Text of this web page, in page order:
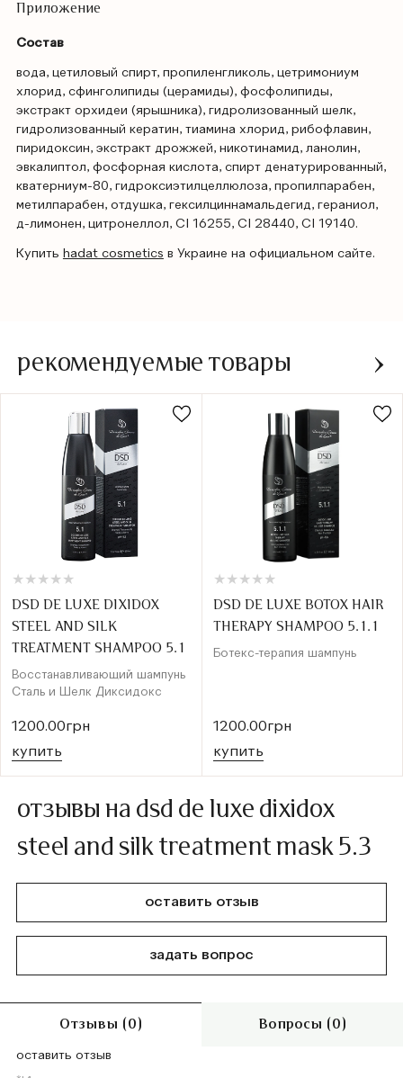
Приложение
Состав
вода, цетиловый спирт, пропиленгликоль, цетримониум
хлорид, сфинголипиды (церамиды), фосфолипиды,
экстракт орхидеи (ярышника), гидролизованный шелк,
гидролизованный кератин, тиамина хлорид, рибофлавин,
пиридоксин, экстракт дрожжей, никотинамид, ланолин,
эвкалиптол, фосфорная кислота, спирт денатурированный,
кватерниум-80, гидроксиэтилцеллюлоза, пропилпарабен,
метилпарабен, отдушка, гексилциннамальдегид, гераниол,
д-лимонен, цитронеллол, CI 16255, CI 28440, CI 19140.
Купить hadat cosmetics в Украине на официальном сайте.
рекомендуемые товары
★
★ ★
★ ★
★ ★
★ ★
★
DSD DE LUXE DIXIDOX
STEEL AND SILK
TREATMENT SHAMPOO 5.1
Восстанавливающий шампунь
Сталь и Шелк Диксидокс
1200.00грн
купить
★
★ ★
★ ★
★ ★
★ ★
★
DSD DE LUXE BOTOX HAIR
THERAPY SHAMPOO 5.1.1
Ботекс-терапия шампунь
1200.00грн
купить
отзывы на dsd de luxe dixidox
steel and silk treatment mask 5.3
оставить отзыв
задать вопрос
Отзывы (0) Вопросы (0)
оставить отзыв